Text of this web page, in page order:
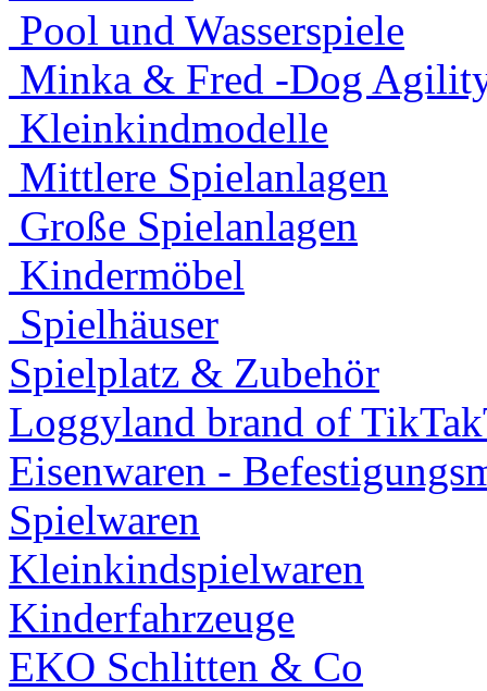
Pool und Wasserspiele
Minka & Fred -Dog
Kleinkindmodelle
Mittlere Spielanlagen
Große Spielanlagen
Kindermöbel
Spielhäuser
Spielplatz & Zubehör
Loggyland brand of
Eisenwaren -
Spielwaren
Kleinkindspielwaren
Kinderfahrzeuge
EKO Schlitten & Co